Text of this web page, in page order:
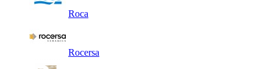
Roca
Rocersa